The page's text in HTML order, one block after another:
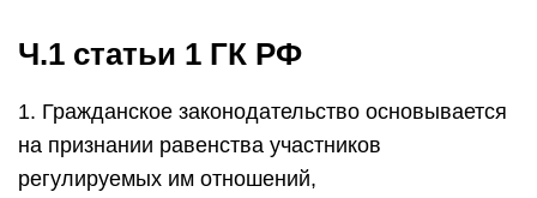
Ч.1 статьи 1 ГК РФ
1. Гражданское законодательство основывается
на признании равенства участников
регулируемых им отношений,